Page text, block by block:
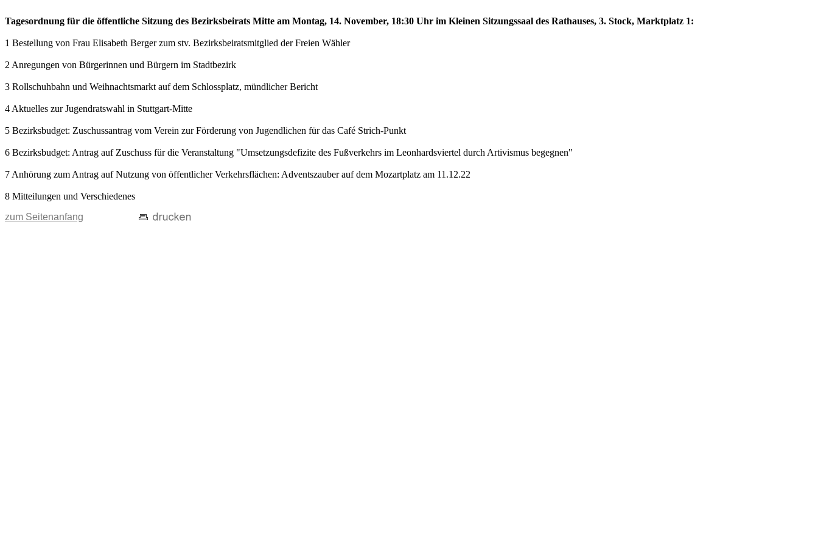
Tagesordnung für die öffentliche Sitzung des Bezirksbeirats Mitte am Montag, 14. November, 18:30 Uhr im Kleinen Sitzungssaal des Rathauses, 3. Stock, Marktplatz 1:
1 Bestellung von Frau Elisabeth Berger zum stv. Bezirksbeiratsmitglied der Freien Wähler
2 Anregungen von Bürgerinnen und Bürgern im Stadtbezirk
3 Rollschuhbahn und Weihnachtsmarkt auf dem Schlossplatz, mündlicher Bericht
4 Aktuelles zur Jugendratswahl in Stuttgart-Mitte
5 Bezirksbudget: Zuschussantrag vom Verein zur Förderung von Jugendlichen für das Café Strich-Punkt
6 Bezirksbudget: Antrag auf Zuschuss für die Veranstaltung "Umsetzungsdefizite des Fußverkehrs im Leonhardsviertel durch Artivismus begegnen"
7 Anhörung zum Antrag auf Nutzung von öffentlicher Verkehrsflächen: Adventszauber auf dem Mozartplatz am 11.12.22
8 Mitteilungen und Verschiedenes
zum Seitenanfang